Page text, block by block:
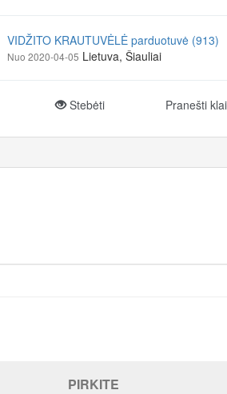
VIDŽITO KRAUTUVĖLĖ parduotuvė (913)
Nuo 2020-04-05 Lietuva, Šiauliai
Stebėti Pranešti
PIRKITE